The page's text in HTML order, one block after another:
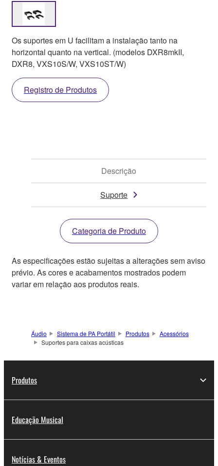
Os suportes em U facilitam a instalação tanto na
horizontal quanto na vertical. (modelos DXR8mkII,
DXR8, VXS10S/W, VXS10ST/W)
Registro de Produtos
Descrição
Suporte
Categoria de Produto
As especificações estão sujeitas a alterações sem aviso
prévio. As cores e acabamentos mostrados podem
variar em relação aos produtos reais.
Áudio Sistema de PA Portátil Produtos
Acessórios
Suportes para caixas acústicas
Produtos
Educação Musical
Notícias & Eventos